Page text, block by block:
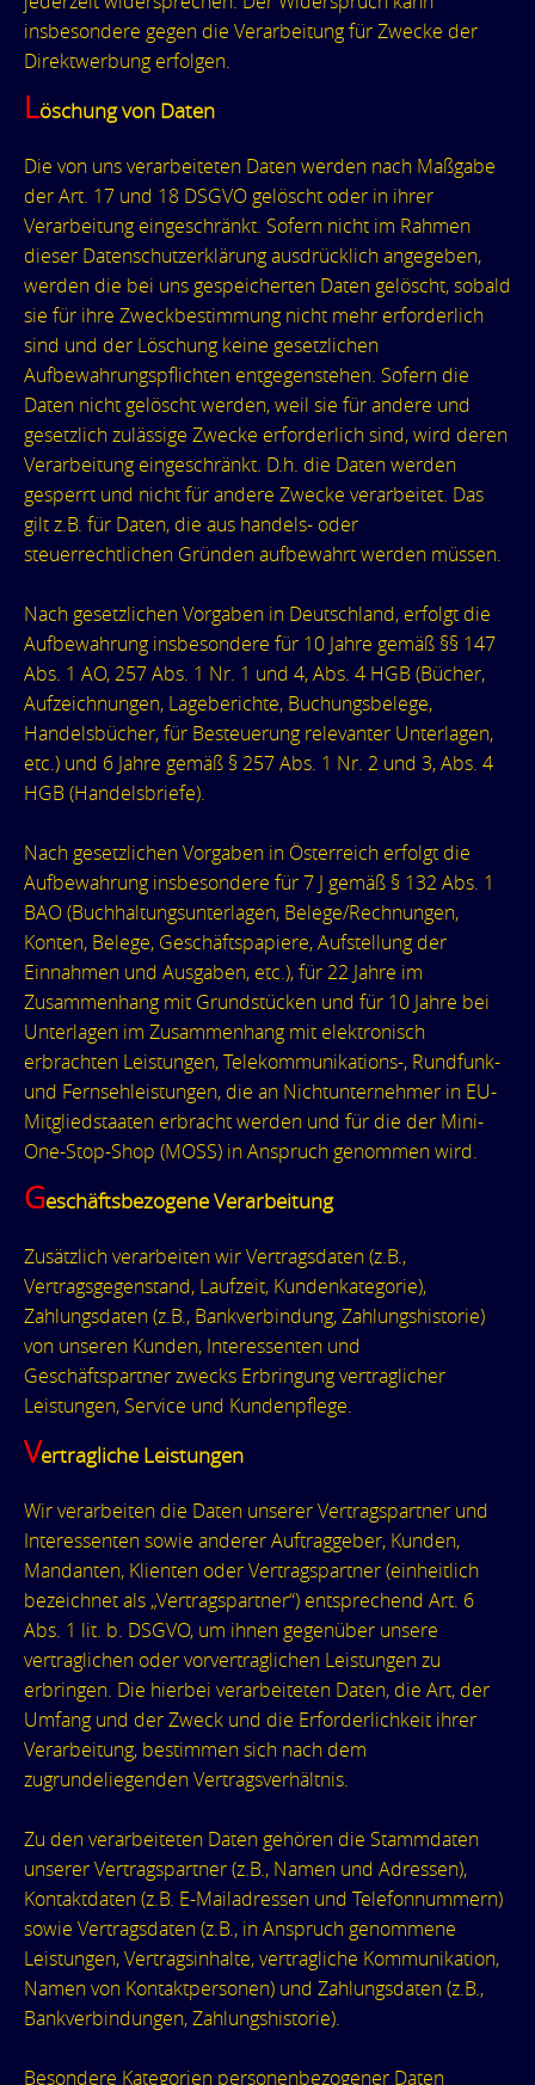
insbesondere gegen die Verarbeitung für Zwecke der
Direktwerbung erfolgen.
Löschung von Daten
Die von uns verarbeiteten Daten werden nach Maßgabe
der Art. 17 und 18 DSGVO gelöscht oder in ihrer
Verarbeitung eingeschränkt. Sofern nicht im Rahmen
dieser Datenschutzerklärung ausdrücklich angegeben,
werden die bei uns gespeicherten Daten gelöscht, sobald
sie für ihre Zweckbestimmung nicht mehr erforderlich
sind und der Löschung keine gesetzlichen
Aufbewahrungspflichten entgegenstehen. Sofern die
Daten nicht gelöscht werden, weil sie für andere und
gesetzlich zulässige Zwecke erforderlich sind, wird deren
Verarbeitung eingeschränkt. D.h. die Daten werden
gesperrt und nicht für andere Zwecke verarbeitet. Das
gilt z.B. für Daten, die aus handels- oder
steuerrechtlichen Gründen aufbewahrt werden müssen.
Nach gesetzlichen Vorgaben in Deutschland, erfolgt die
Aufbewahrung insbesondere für 10 Jahre gemäß §§ 147
Abs. 1 AO, 257 Abs. 1 Nr. 1 und 4, Abs. 4 HGB (Bücher,
Aufzeichnungen, Lageberichte, Buchungsbelege,
Handelsbücher, für Besteuerung relevanter Unterlagen,
etc.) und 6 Jahre gemäß § 257 Abs. 1 Nr. 2 und 3, Abs. 4
HGB (Handelsbriefe).
Nach gesetzlichen Vorgaben in Österreich erfolgt die
Aufbewahrung insbesondere für 7 J gemäß § 132 Abs. 1
BAO (Buchhaltungsunterlagen, Belege/Rechnungen,
Konten, Belege, Geschäftspapiere, Aufstellung der
Einnahmen und Ausgaben, etc.), für 22 Jahre im
Zusammenhang mit Grundstücken und für 10 Jahre bei
Unterlagen im Zusammenhang mit elektronisch
erbrachten Leistungen, Telekommunikations-, Rundfunk-
und Fernsehleistungen, die an Nichtunternehmer in EU-
Mitgliedstaaten erbracht werden und für die der Mini-
One-Stop-Shop (MOSS) in Anspruch genommen wird.
Geschäftsbezogene Verarbeitung
Zusätzlich verarbeiten wir Vertragsdaten (z.B.,
Vertragsgegenstand, Laufzeit, Kundenkategorie),
Zahlungsdaten (z.B., Bankverbindung, Zahlungshistorie)
von unseren Kunden, Interessenten und
Geschäftspartner zwecks Erbringung vertraglicher
Leistungen, Service und Kundenpflege.
Vertragliche Leistungen
Wir verarbeiten die Daten unserer Vertragspartner und
Interessenten sowie anderer Auftraggeber, Kunden,
Mandanten, Klienten oder Vertragspartner (einheitlich
bezeichnet als „Vertragspartner“) entsprechend Art. 6
Abs. 1 lit. b. DSGVO, um ihnen gegenüber unsere
vertraglichen oder vorvertraglichen Leistungen zu
erbringen. Die hierbei verarbeiteten Daten, die Art, der
Umfang und der Zweck und die Erforderlichkeit ihrer
Verarbeitung, bestimmen sich nach dem
zugrundeliegenden Vertragsverhältnis.
Zu den verarbeiteten Daten gehören die Stammdaten
unserer Vertragspartner (z.B., Namen und Adressen),
Kontaktdaten (z.B. E-Mailadressen und Telefonnummern)
sowie Vertragsdaten (z.B., in Anspruch genommene
Leistungen, Vertragsinhalte, vertragliche Kommunikation,
Namen von Kontaktpersonen) und Zahlungsdaten (z.B.,
Bankverbindungen, Zahlungshistorie).
Besondere Kategorien personenbezogener Daten